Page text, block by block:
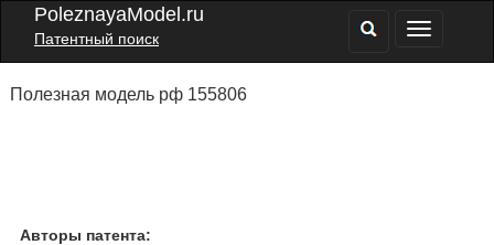
PoleznayaModel.ru
Патентный поиск
Полезная модель рф 155806
Авторы патента: